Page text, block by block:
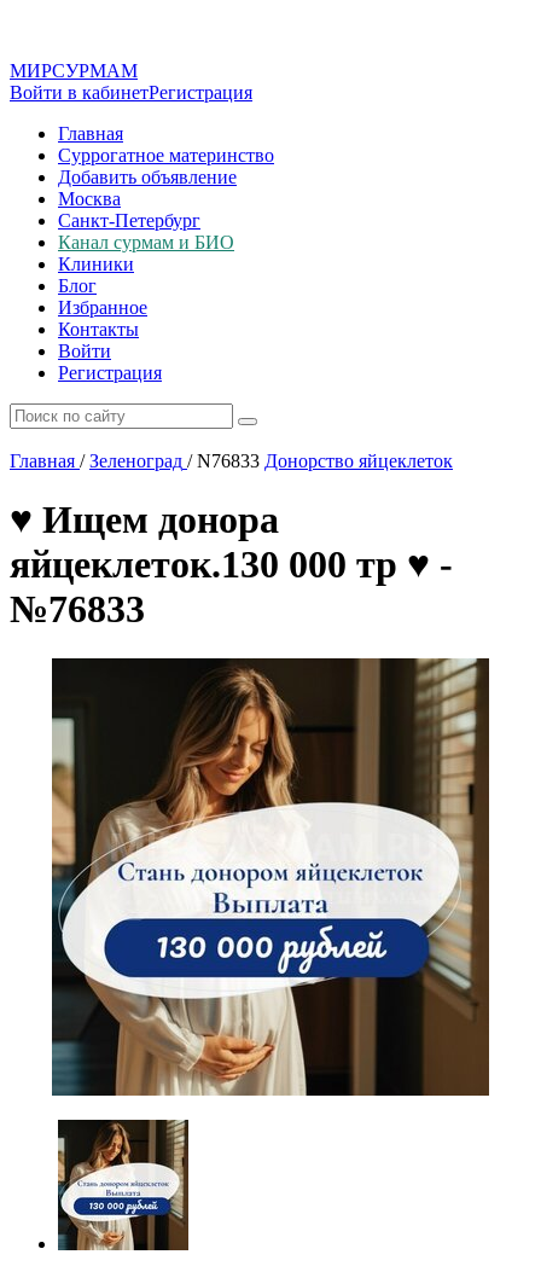
МИРСУРМАМ
Войти в кабинетРегистрация
Главная
Суррогатное материнство
Добавить объявление
Москва
Санкт-Петербург
Канал сурмам и БИО
Клиники
Блог
Избранное
Контакты
Войти
Регистрация
Главная / Зеленоград /N76833 Донорство яйцеклеток
♥️ Ищем донора
яйцеклеток.130 000 тр ♥️ -
№76833